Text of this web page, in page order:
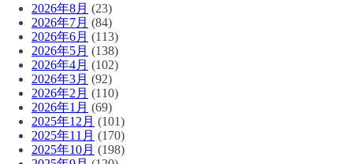
2026年8月 (23)
2026年7月 (84)
2026年6月 (113)
2026年5月 (138)
2026年4月 (102)
2026年3月 (92)
2026年2月 (110)
2026年1月 (69)
2025年12月 (101)
2025年11月 (170)
2025年10月 (198)